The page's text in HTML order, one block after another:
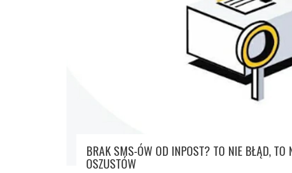
BRAK SMS-ÓW OD INPOST? TO NIE BŁĄD, TO
OSZUSTÓW